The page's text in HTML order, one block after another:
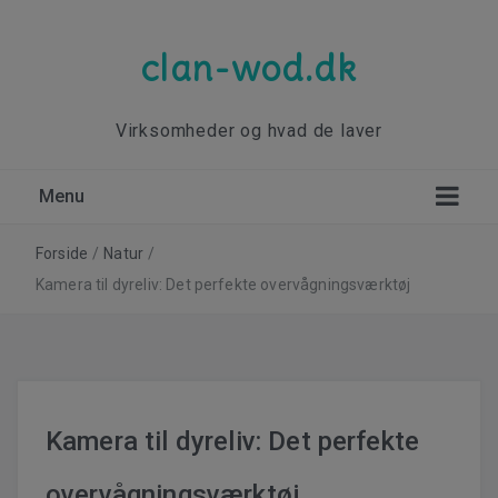
clan-wod.dk
Virksomheder og hvad de laver
Menu
Haveinspiration til drømmehaven
Forside / Natur /
Kamera til dyreliv: Det perfekte overvågningsværktøj
Kamera til dyreliv: Det perfekte